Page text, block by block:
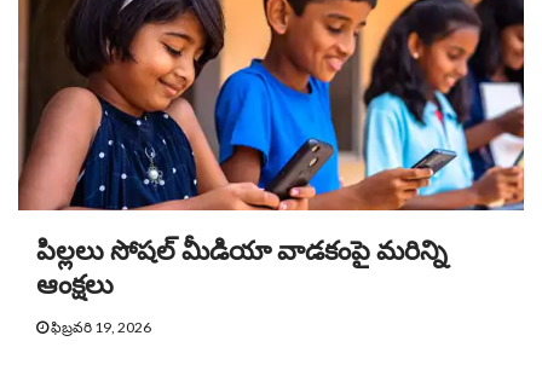
పిల్లలు సోషల్ మీడియా వాడకంపై మరిన్ని
ఆంక్షలు
ఫిబ్రవరి 19, 2026